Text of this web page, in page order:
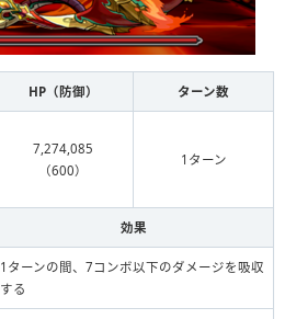
HP（防御） ターン数
7,274,085
（600）
1ターン
効果
1ターンの間、7コンボ以下のダメージを吸収
する